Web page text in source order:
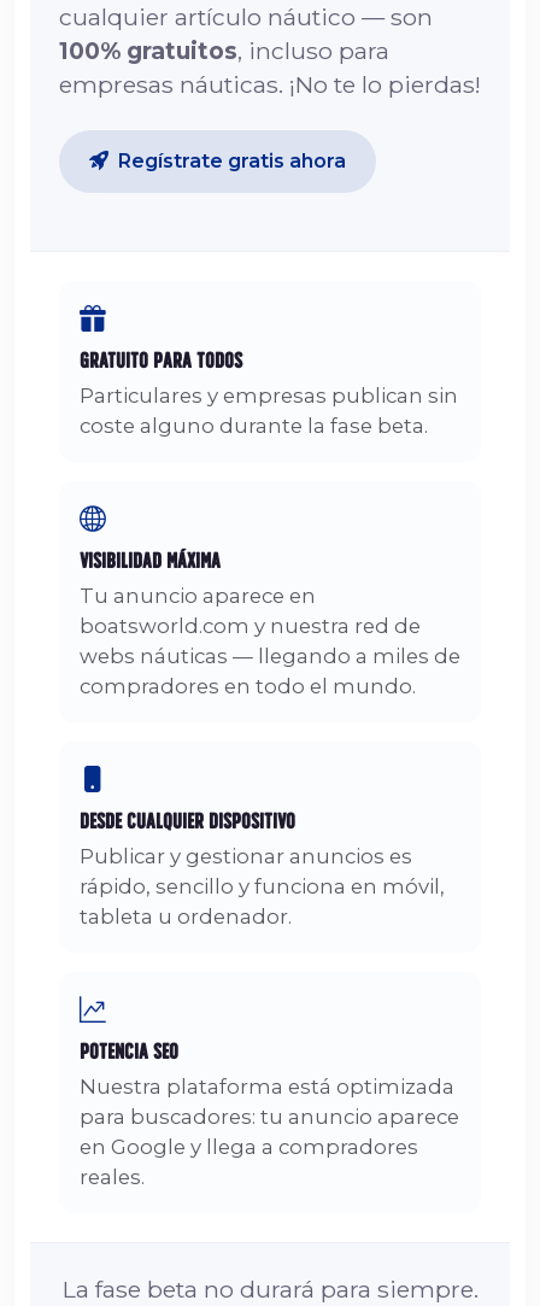
cualquier artículo náutico — son
100% gratuitos, incluso para
empresas náuticas. ¡No te lo pierdas!
Regístrate gratis ahora
Gratuito para Todos
Particulares y empresas publican sin
coste alguno durante la fase beta.
Visibilidad Máxima
Tu anuncio aparece en
boatsworld.com y nuestra red de
webs náuticas — llegando a miles de
compradores en todo el mundo.
Desde Cualquier Dispositivo
Publicar y gestionar anuncios es
rápido, sencillo y funciona en móvil,
tableta u ordenador.
Potencia SEO
Nuestra plataforma está optimizada
para buscadores: tu anuncio aparece
en Google y llega a compradores
reales.
La fase beta no durará para siempre.